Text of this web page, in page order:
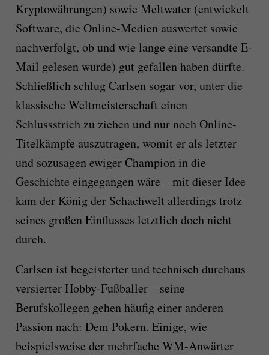
Kryptowährungen) sowie Meltwater (entwickelt
Software, die Online-Medien auswertet sowie
nachverfolgt, ob und wie lange eine versandte E-
Mail gelesen wurde) gut gefallen haben dürfte.
Schließlich schlug Carlsen sogar vor, unter die
klassische Weltmeisterschaft einen
Schlussstrich zu ziehen und nur noch Online-
Titelkämpfe auszutragen, womit er als letzter
und sozusagen ewiger Champion in die
Geschichte eingegangen wäre – mit dieser Idee
kam der König der Schachwelt allerdings trotz
seines großen Einflusses letztlich doch nicht
durch.
Carlsen ist begeisterter und technisch durchaus
versierter Hobby-Fußballer – seine
Berufskollegen gehen häufig einer anderen
Passion nach: Dem Pokern. Einige, wie
beispielsweise der mehrfache WM-Anwärter